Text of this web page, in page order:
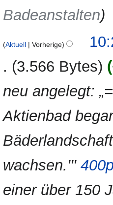
Badeanstalten
Aktuell Vorherige
3.566 Bytes
neu angelegt:
Aktienbad
wachsen.'''
einer über 150